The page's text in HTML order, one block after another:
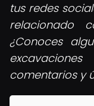
tus redes
relacionado
¿Conoces
comentarios y